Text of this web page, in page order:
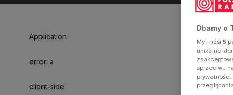
Application
error: a
client-side
Dbamy o
My i nasi 5
unikalne
sprzeciwu